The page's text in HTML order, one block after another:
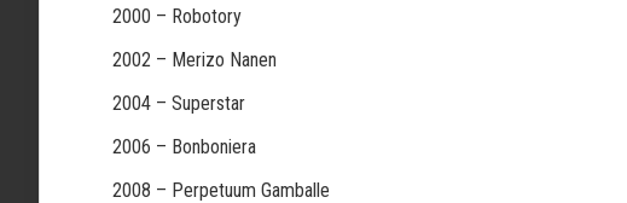
2000 – Robotory
2002 – Merizo Nanen
2004 – Superstar
2006 – Bonboniera
2008 – Perpetuum Gamballe